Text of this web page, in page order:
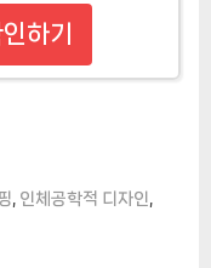
하기
인체공학적 디자인